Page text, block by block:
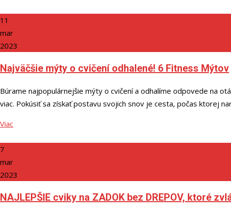
11
mar
2023
Najväčšie mýty o cvičení odhalené! 6 Fitness Mýtov
Búrame najpopulárnejšie mýty o cvičení a odhalíme odpovede na
viac. Pokúsiť sa získať postavu svojich snov je cesta, počas ktorej
Viac
7
mar
2023
NAJLEPŠIE cviky na ZADOK bez DREPOV, ktoré